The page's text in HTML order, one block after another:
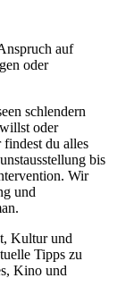
auf
oder
schlendern
oder
du alles
bis
Wir
und
Kultur und
Tipps zu
Kino und